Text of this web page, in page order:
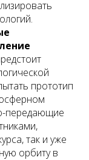
прототип
передающие
так и уже
орбиту в